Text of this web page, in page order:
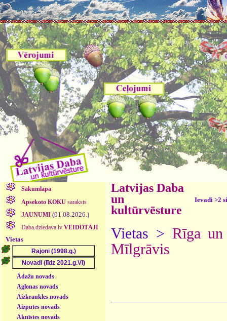
Sākumlapa
Apsekoto KOKUsaraksts
JAUNUMI (01.08.2026.)
Daba.dziedava.lv VEIDOTĀJI
Vietas
Ādažu novads
Aglonas novads
Aizkraukles novads
Aizputes novads
Aknīstes novads
Latvijas Daba
un
kultūrvēsture
Ievadi >2
Vietas > Rīga un
Mīlgrāvis